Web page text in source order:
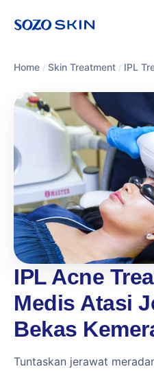
Home / Skin Treatment / IPL
IPL Acne
Medis Atasi
Bekas
Tuntaskan jerawat